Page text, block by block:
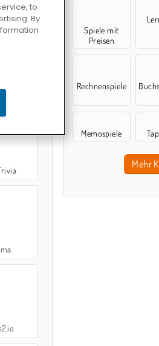
Quiz
Spiele mit
Preisen
Rechnenspiele
Memospiele
Mehr
to
By